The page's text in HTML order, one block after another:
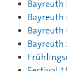
Bayreuth
Bayreuth
Bayreuth
Bayreuth